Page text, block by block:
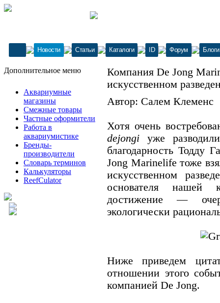
Новости Статьи Каталоги ID Форум Блоги
Дополнительное меню
Аквариумные
магазины
Смежные товары
Частные оформители
Работа в
аквариумистике
Бренды-
производители
Словарь терминов
Калькуляторы
ReefCulator
Компания De Jong
искусственном
Автор: Салем Клеменс
Хотя очень
dejongi уже
благодарность Тодду
Jong Marinelife тоже
искусственном
основателя нашей
достижение —
экологически
Ниже приведем
отношении этого
компанией De Jong.